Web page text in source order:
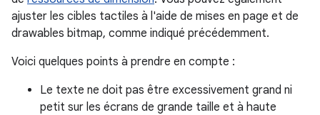
ajuster les cibles tactiles à l'aide de mises en page et de
drawables bitmap, comme indiqué précédemment.
Voici quelques points à prendre en compte :
Le texte ne doit pas être excessivement grand ni
petit sur les écrans de grande taille et à haute